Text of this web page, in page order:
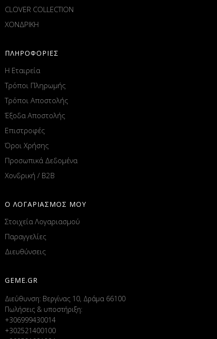
CLOVER COLLECTION
ΧΟΝΔΡΙΚΗ
ΠΛΗΡΟΦΟΡΙΕΣ
Η Εταιρεία
Τρόποι Πληρωμής
Τρόποι Αποστολής
Έξοδα Αποστολής
Επιστροφές
Όροι Χρήσης
Προσωπικά Δεδομένα
Χονδρική / B2B
Ο ΛΟΓΑΡΙΑΣΜΟΣ ΜΟΥ
Στοιχεία Λογαριασμού
Παραγγελίες
Διευθύνσεις
GEME.GR
Διεύθυνση: Βεργίνας 10, Δράμα 66100
Πωλήσεις & υποστήριξη:
+306999430014
+302521400100